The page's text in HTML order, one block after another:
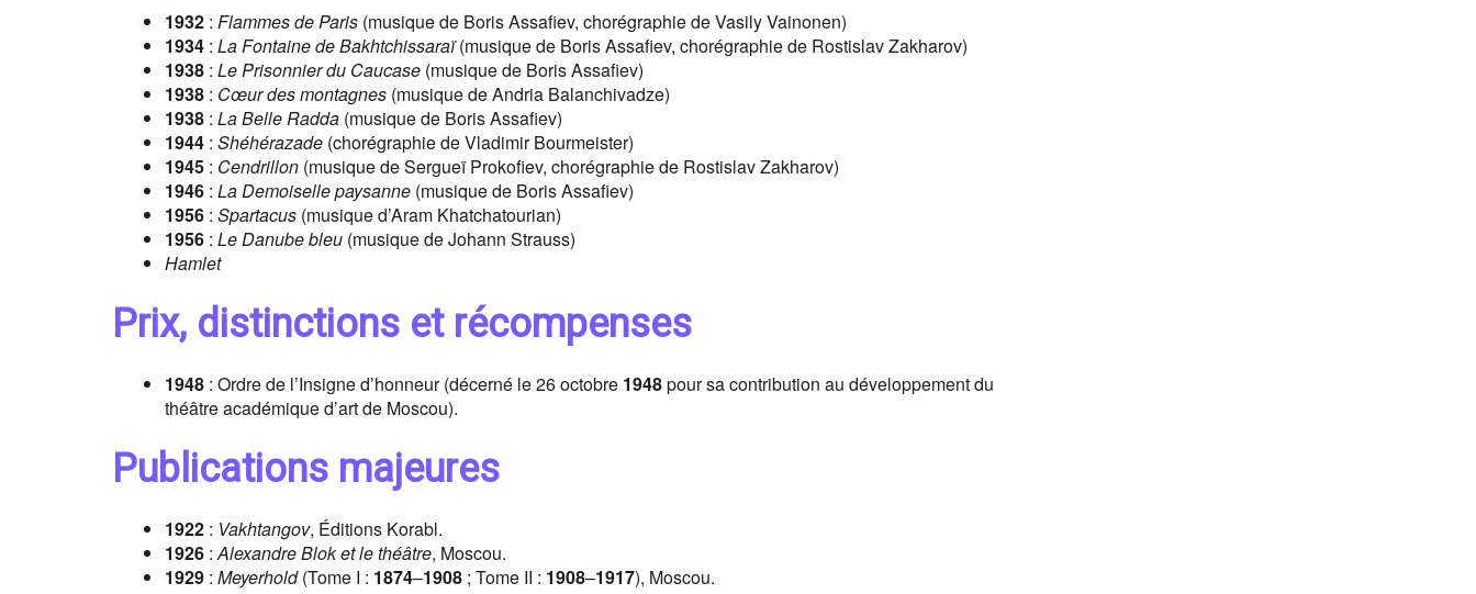
1932 : Flammes de Paris (musique de Boris Assafiev, chorégraphie de Vasily Vainonen)
1934 : La Fontaine de Bakhtchissaraï(musique de Boris Assafiev, chorégraphie de Rostislav Zakharov)
1938 : Le Prisonnier du Caucase (musique de Boris Assafiev)
1938 : Cœur des montagnes (musique de Andria Balanchivadze)
1938 : La Belle Radda (musique de Boris Assafiev)
1944 : Shéhérazade (chorégraphie de Vladimir Bourmeister)
1945 : Cendrillon (musique de Sergueï Prokofiev, chorégraphie de Rostislav Zakharov)
1946 : La Demoiselle paysanne (musique de Boris Assafiev)
1956 : Spartacus (musique d’Aram Khatchatourian)
1956 : Le Danube bleu (musique de Johann Strauss)
Hamlet
Prix, distinctions et récompenses
1948 : Ordre de l’Insigne d’honneur (décerné le 26 octobre 1948pour sa contribution au développement du
théâtre académique d’art de Moscou).
Publications majeures
1922 : Vakhtangov, Éditions Korabl.
1926 :Alexandre Blok et le théâtre, Moscou.
1929 : Meyerhold(Tome I : 1874–1908 ; Tome II : 1908–1917), Moscou.